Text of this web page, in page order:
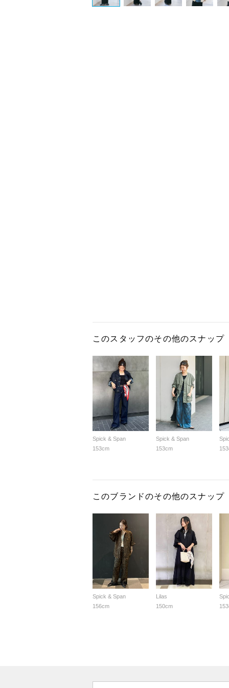
このスタッフのその他のスナップ
Spick & Span
153cm
Spick & Span
153cm
このブランドのその他のスナップ
Spick & Span
156cm
Lilas
150cm